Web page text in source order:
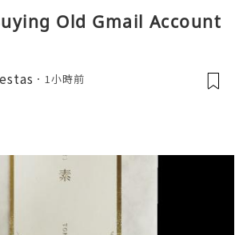
Old Gmail Account
1小時前